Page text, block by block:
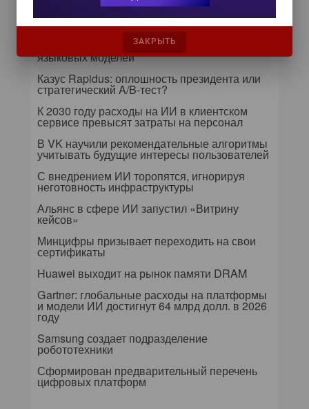
импортозамещения
Т-Банк оптимизирует процессы дообучения
языковых моделей
Казус Rapidus: оплошность президента или
стратегический A/B-тест?
К 2030 году расходы на ИИ в клиентском
сервисе превысят затраты на персонал
В VK научили рекомендательные алгоритмы
учитывать будущие интересы пользователей
С внедрением ИИ торопятся, игнорируя
неготовность инфраструктуры
Альянс в сфере ИИ запустил «Витрину
кейсов»
Минцифры призывает переходить на свои
сертификаты
Huawei выходит на рынок памяти DRAM
Gartner: глобальные расходы на платформы
и модели ИИ достигнут 64 млрд долл. в 2026
году
Samsung создает подразделение
робототехники
Сформирован предварительный перечень
цифровых платформ
ЗАКРЫТЬ